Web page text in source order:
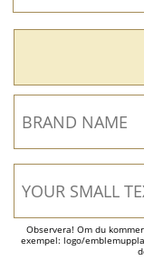
Observera! Om du
exempel: logo/